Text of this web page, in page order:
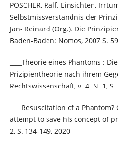
POSCHER, Ralf. Einsichten,
Selbstmissverständnis der
Jan- Reinard (Org.). Die
Baden-Baden: Nomos, 2007 S.
____Theorie eines Phantoms :
Prizipientheorie nach ihrem
Rechtswissenschaft, v. 4. N. 1, S.
____Resuscitation of a
attempt to save his concept of
2, S. 134-149, 2020